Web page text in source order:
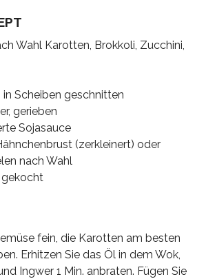
Wahl Karotten, Brokkoli, Zucchini,
Scheiben geschnitten
gerieben
Sojasauce
(zerkleinert) oder
nach Wahl
gekocht
fein, die Karotten am besten
Erhitzen Sie das Öl in dem Wok,
Ingwer 1 Min. anbraten. Fügen Sie